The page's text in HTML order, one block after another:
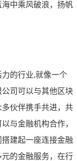
中乘风破浪，扬帆
的行业,就像一个
司可以与其他区块
伙伴携手共进，共
与金融机构合作，
建起一座连接金融
的金融服务，在行